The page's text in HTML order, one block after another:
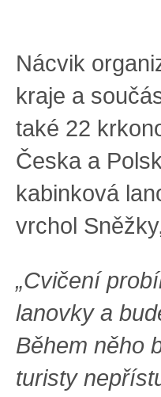
Nácvik
kraje a
také 22
Česka a
kabinková
vrchol
„Cvičení
lanovky a
Během něho
turisty